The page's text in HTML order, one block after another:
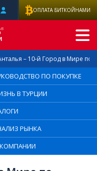
– 10-й Город в Мире по
ПО ПОКУПКЕ
В ТУРЦИИ
РЫНКА
ОПЛАТА БИТКОЙНАМИ